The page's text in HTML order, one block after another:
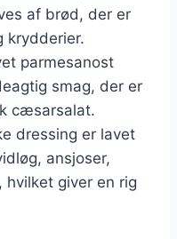
af brød, der er
krydderier.
parmesanost
smag, der er
cæsarsalat.
dressing er lavet
ansjoser,
hvilket giver en rig